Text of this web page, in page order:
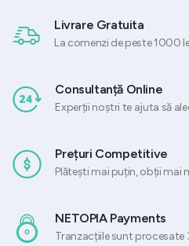
Livrare Gratuita
La comenzi de peste 1000
Consultanță Online
Experții noștri te ajuta să
Prețuri Competitive
Plătești mai puțin, obții mai
NETOPIA Payments
Tranzacțiile sunt procesate